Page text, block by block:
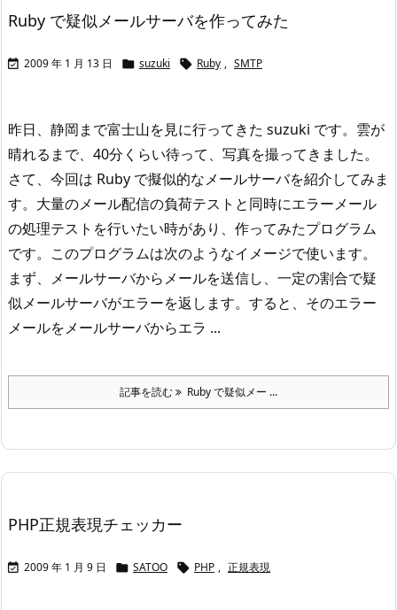
Ruby で疑似メールサーバを作ってみた
 2009 年 1 月 13 日  suzuki  Ruby , SMTP
昨日、静岡まで富士山を見に行ってきた suzuki です。雲が
晴れるまで、40分くらい待って、写真を撮ってきました。
さて、今回は Ruby で擬似的なメールサーバを紹介してみま
す。 大量のメール配信の負荷テストと同時にエラーメール
の処理テストを行いたい時があり、作ってみたプログラム
です。このプログラムは次のようなイメージで使います。
まず、メールサーバからメールを送信し、一定の割合で疑
似メールサーバがエラーを返します。すると、そのエラー
メールをメールサーバからエラ ...
記事を読む Ruby で疑似メー ...
PHP正規表現チェッカー
 2009 年 1 月 9 日  SATOO  PHP , 正規表現